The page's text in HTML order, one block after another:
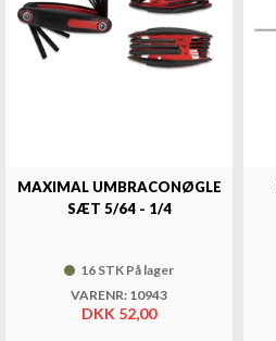
MAXIMAL UMBRACONØGLE
SÆT 5/64 - 1/4
16 STK På lager
VARENR: 10943
DKK 52,00